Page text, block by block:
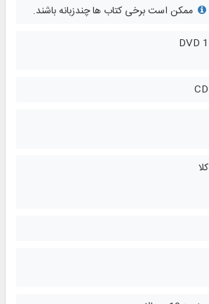
ممکن است برخی کتاب ها چندزبانه باشند.
1 DVD
CD
كلا